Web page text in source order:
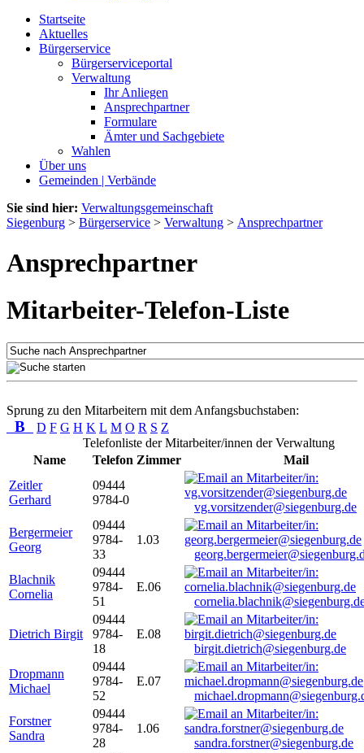
Startseite
Aktuelles
Bürgerservice
Bürgerserviceportal
Verwaltung
Ihr Anliegen
Ansprechpartner
Formulare
Ämter und Sachgebiete
Wahlen
Über uns
Gemeinden | Verbände
Sie sind hier: Verwaltungsgemeinschaft
Siegenburg > Bürgerservice > Verwaltung > Ansprechpartner
Ansprechpartner
Mitarbeiter-Telefon-Liste
Sprung zu den Mitarbeitern mit dem Anfangsbuchstaben:
B D F G H K L M O R S Z
Telefonliste der Mitarbeiter/innen der Verwaltung
Name
Telefon Zimmer
Mail
Zeitler
Gerhard
09444
9784-0
vg.vorsitzender@siegenburg.de
Bergermeier
Georg
09444
9784-
33
1.03
Blachnik
Cornelia
09444
9784-
51
E.06
Dietrich Birgit
09444
9784-
18
E.08
birgit.dietrich@siegenburg.de
Dropmann
Michael
09444
9784-
52
E.07
Forstner
Sandra
09444
9784-
28
1.06
sandra.forstner@siegenburg.de